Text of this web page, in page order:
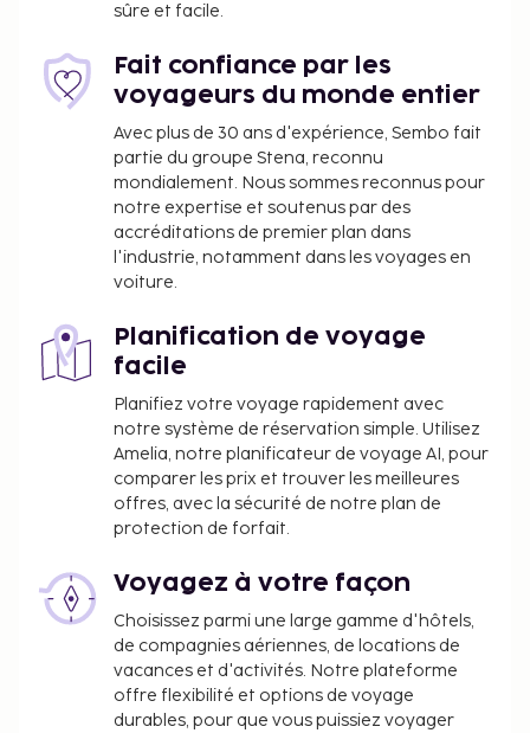
sûre et facile.
Fait confiance par les
voyageurs du monde entier
Avec plus de 30 ans d'expérience, Sembo fait
partie du groupe Stena, reconnu
mondialement. Nous sommes reconnus pour
notre expertise et soutenus par des
accréditations de premier plan dans
l'industrie, notamment dans les voyages en
voiture.
Planification de voyage
facile
Planifiez votre voyage rapidement avec
notre système de réservation simple. Utilisez
Amelia, notre planificateur de voyage AI, pour
comparer les prix et trouver les meilleures
offres, avec la sécurité de notre plan de
protection de forfait.
Voyagez à votre façon
Choisissez parmi une large gamme d'hôtels,
de compagnies aériennes, de locations de
vacances et d'activités. Notre plateforme
offre flexibilité et options de voyage
durables, pour que vous puissiez voyager